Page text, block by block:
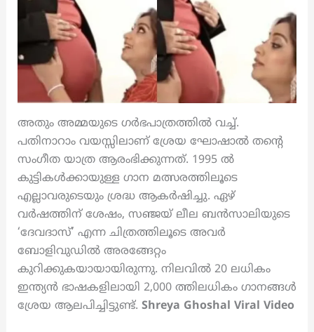
അതും അമ്മയുടെ ഗർഭപാത്രത്തിൽ വച്ച്.
പതിനാറാം വയസ്സിലാണ് ശ്രേയ ഘോഷാൽ തന്റെ
സംഗീത യാത്ര ആരംഭിക്കുന്നത്. 1995 ൽ
കുട്ടികൾക്കായുള്ള ഗാന മത്സരത്തിലൂടെ
എല്ലാവരുടെയും ശ്രദ്ധ ആകർഷിച്ചു. ഏഴ്
വർഷത്തിന് ശേഷം, സഞ്ജയ് ലീല ബൻസാലിയുടെ
‘ദേവദാസ്’ എന്ന ചിത്രത്തിലൂടെ അവർ
ബോളിവുഡിൽ അരങ്ങേറ്റം
കുറിക്കുകയായായിരുന്നു. നിലവിൽ 20 ലധികം
ഇന്ത്യൻ ഭാഷകളിലായി 2,000 ത്തിലധികം ഗാനങ്ങൾ
ശ്രേയ ആലപിച്ചിട്ടുണ്ട്. Shreya Ghoshal Viral Video